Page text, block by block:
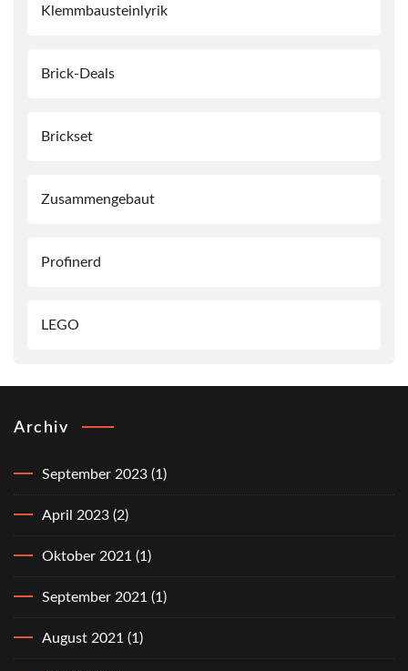
Klemmbausteinlyrik
Brick-Deals
Brickset
Zusammengebaut
Profinerd
LEGO
Archiv
September 2023 (1)
April 2023 (2)
Oktober 2021 (1)
September 2021 (1)
August 2021 (1)